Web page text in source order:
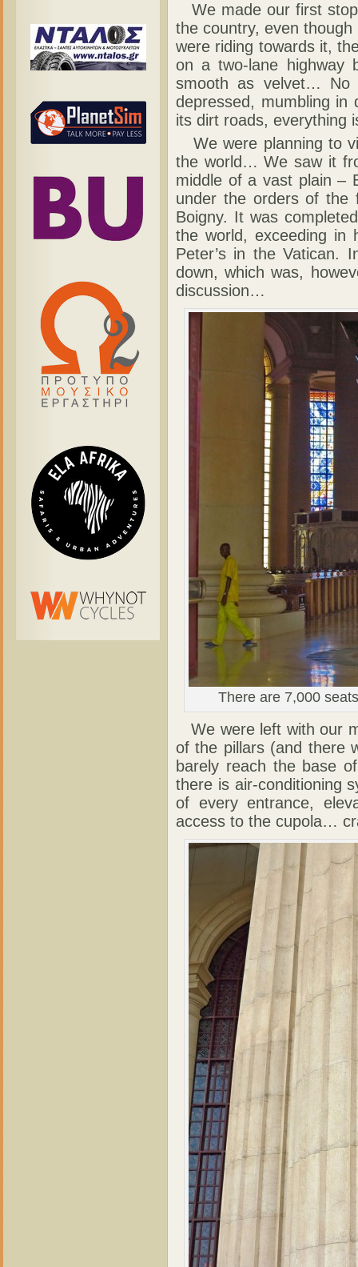
We made our first stop
the country, even
were riding towards it,
on a two-lane highway
smooth as velvet… No
depressed, mumbling in
its dirt roads, everything
We were planning to
the world… We saw it
middle of a vast plain –
under the orders of the
Boigny. It was
the world, exceeding in
Peter’s in the Vatican.
down, which was,
discussion…
There are 7,000
We were left with our
of the pillars (and there
barely reach the base
there is air-conditioning
of every entrance,
access to the cupola…